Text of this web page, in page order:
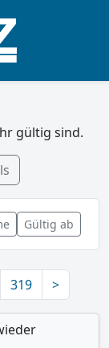
gültig sind.
Gültig ab
319 >